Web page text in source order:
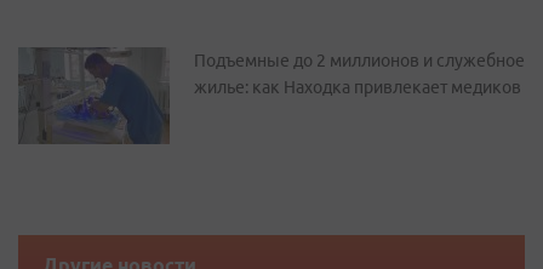
Подъемные до 2 миллионов и служебное
жилье: как Находка привлекает медиков